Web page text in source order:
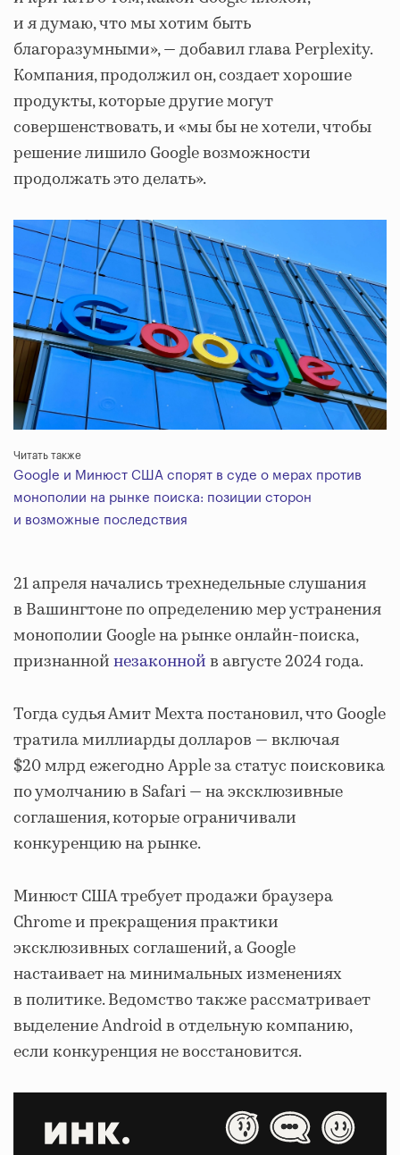
и я думаю, что мы хотим быть
благоразумными», — добавил глава Perplexity.
Компания, продолжил он, создает хорошие
продукты, которые другие могут
совершенствовать, и «мы бы не хотели, чтобы
решение лишило Google возможности
продолжать это делать».
Читать также
Google и Минюст США спорят в суде о мерах против
монополии на рынке поиска: позиции сторон
и возможные последствия
21 апреля начались трехнедельные слушания
в Вашингтоне по определению мер устранения
монополии Google на рынке онлайн-поиска,
признаннойнезаконнойв августе 2024 года.
Тогда судья Амит Мехта постановил, что Google
тратила миллиарды долларов — включая
$20 млрд ежегодно Apple за статус поисковика
по умолчанию в Safari — на эксклюзивные
соглашения, которые ограничивали
конкуренцию на рынке.
Минюст США требует продажи браузера
Chrome и прекращения практики
эксклюзивных соглашений, а Google
настаивает на минимальных изменениях
в политике. Ведомство также рассматривает
выделение Android в отдельную компанию,
если конкуренция не восстановится.